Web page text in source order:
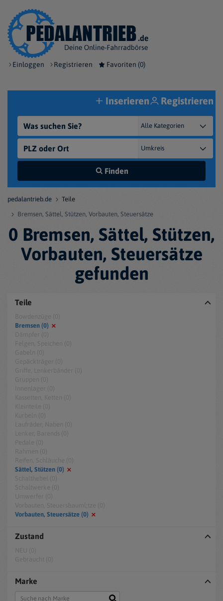
Einloggen Registrieren Favoriten (0)
Finden
Inserieren Registrieren
pedalantrieb.de
Teile
Bremsen, Sättel, Stützen, Vorbauten, Steuersätze
0 Bremsen, Sättel, Stützen,
Vorbauten, Steuersätze
gefunden
Teile
Bremsen (0)
Sättel, Stützen (0)
Vorbauten, Steuersätze (0)
Zustand
Marke